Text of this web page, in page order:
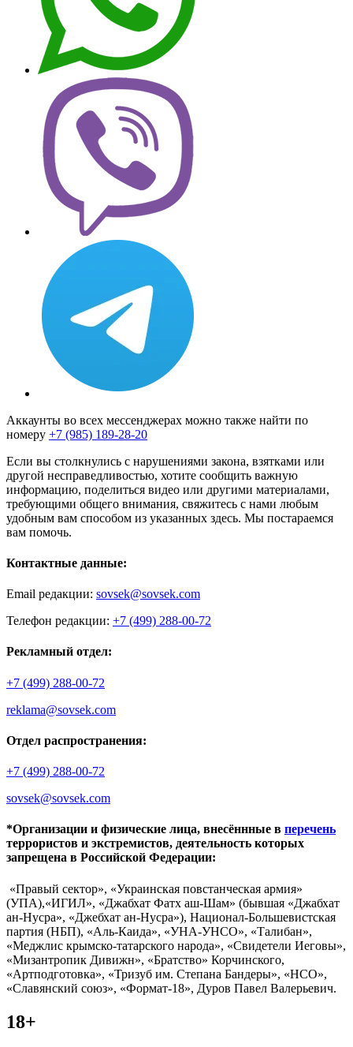
Аккаунты во всех мессенджерах можно также найти по
номеру +7 (985) 189-28-20
Если вы столкнулись с нарушениями закона, взятками или
другой несправедливостью, хотите сообщить важную
информацию, поделиться видео или другими материалами,
требующими общего внимания, свяжитесь с нами любым
удобным вам способом из указанных здесь. Мы постараемся
вам помочь.
Контактные данные:
Email редакции: sovsek@sovsek.com
Телефон редакции: +7 (499) 288-00-72
Рекламный отдел:
+7 (499) 288-00-72
reklama@sovsek.com
Отдел распространения:
+7 (499) 288-00-72
sovsek@sovsek.com
*Организации и физические лица, внесённные в перечень
террористов и экстремистов, деятельность которых
запрещена в Российской Федерации:
«Правый сектор», «Украинская повстанческая армия»
(УПА),«ИГИЛ», «Джабхат Фатх аш-Шам» (бывшая «Джабхат
ан-Нусра», «Джебхат ан-Нусра»), Национал-Большевистская
партия (НБП), «Аль-Каида», «УНА-УНСО», «Талибан»,
«Меджлис крымско-татарского народа», «Свидетели Иеговы»,
«Мизантропик Дивижн», «Братство» Корчинского,
«Артподготовка», «Тризуб им. Степана Бандеры», «НСО»,
«Славянский союз», «Формат-18», Дуров Павел Валерьевич.
18+